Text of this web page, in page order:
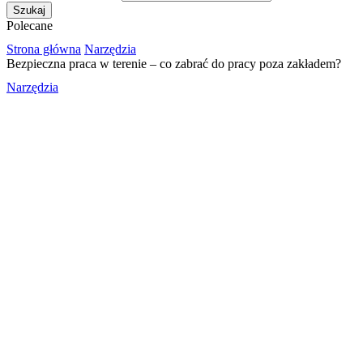
Szukaj
Polecane
Strona główna Narzędzia
Bezpieczna praca w terenie – co zabrać do pracy poza zakładem?
Narzędzia